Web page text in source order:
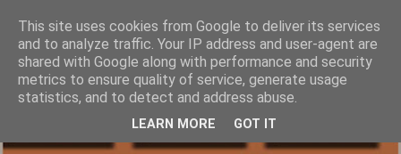
This site uses cookies from Google to deliver its services
and to analyze traffic. Your IP address and user-agent are
shared with Google along with performance and security
metrics to ensure quality of service, generate usage
statistics, and to detect and address abuse.
LEARN MORE GOT IT